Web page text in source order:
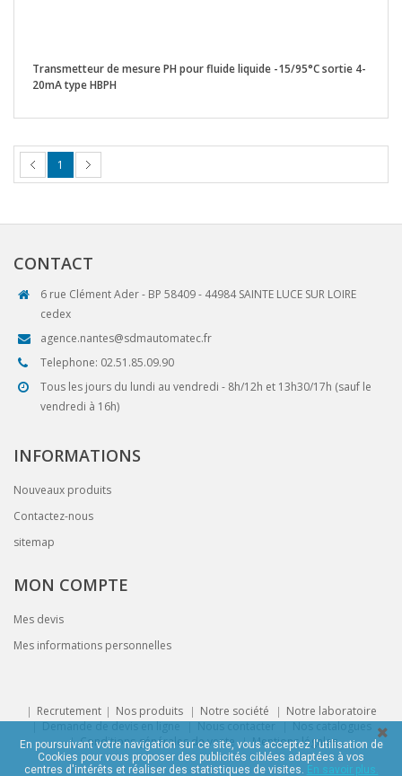
Transmetteur de mesure PH pour fluide liquide -15/95°C sortie 4-
20mA type HBPH
1
CONTACT
6 rue Clément Ader - BP 58409 - 44984 SAINTE LUCE SUR LOIRE
cedex
agence.nantes@sdmautomatec.fr
Telephone: 02.51.85.09.90
Tous les jours du lundi au vendredi - 8h/12h et 13h30/17h (sauf le
vendredi à 16h)
INFORMATIONS
Nouveaux produits
Contactez-nous
sitemap
MON COMPTE
Mes devis
Mes informations personnelles
Recrutement Nos produits Notre société
Notre laboratoire
Demande de devis en ligne
Nous contacter
Nos catalogues
Conditions générales de vente
Mentions légales
En poursuivant votre navigation sur ce site, vous acceptez l'utilisation de
Cookies pour vous proposer des publicités ciblées adaptées à vos
centres d'intérêts et réaliser des statistiques de visites. En savoir plus.